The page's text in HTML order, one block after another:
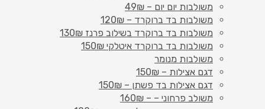
משולבות יום יום – 49₪
משולבות בד ברוקרד – 120₪
משולבות בד ברוקרד בשילוב פרנז 130₪
משולבות בד ברוקרד איטלקי 150₪
משולבות מנומר
דגם אצילות – 150₪
דגם אצילות בד פשתן – 150₪
משולב פרחוני – – 160₪